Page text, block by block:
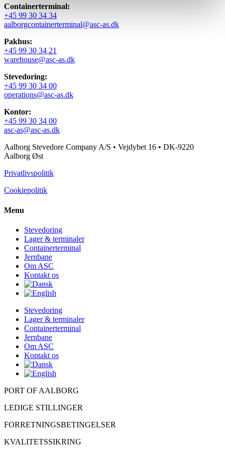
Containerterminal:
+45 99 30 34 34
aalborgcontainerterminal@asc-as.dk
Pakhus:
+45 99 30 34 21
warehouse@asc-as.dk
Stevedoring:
+45 99 30 34 00
operations@asc-as.dk
Kontor:
+45 99 30 34 00
asc-as@asc-as.dk
Aalborg Stevedore Company A/S • Vejdybet 16 • DK-9220
Aalborg Øst
Privatlivspolitik
Cookiepolitik
Menu
Stevedoring
Lager & terminaler
Containerterminal
Jernbane
Om ASC
Kontakt os
Stevedoring
Lager & terminaler
Containerterminal
Jernbane
Om ASC
Kontakt os
PORT OF AALBORG
LEDIGE STILLINGER
FORRETNINGSBETINGELSER
KVALITETSSIKRING